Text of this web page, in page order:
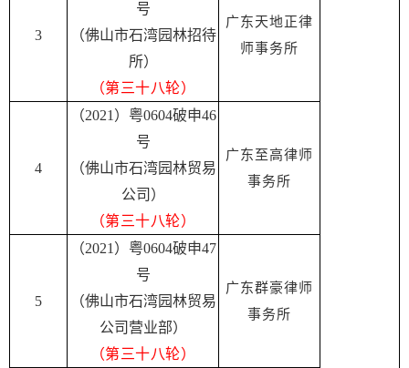
3
号
（佛山市石湾园林招待
所）
（第三十八轮）
广东天地正律
师事务所
4
（2021）粤0604破申46
号
（佛山市石湾园林贸易
公司）
（第三十八轮）
广东至高律师
事务所
5
（2021）粤0604破申47
号
（佛山市石湾园林贸易
公司营业部）
（第三十八轮）
广东群豪律师
事务所